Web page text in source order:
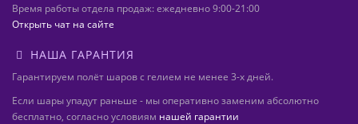
Время работы отдела продаж: ежедневно 9:00-21:00
Открыть чат на сайте
НАША ГАРАНТИЯ
Гарантируем полёт шаров с гелием не менее 3-х дней.
Если шары упадут раньше - мы оперативно заменим абсолютно
бесплатно, согласно условиям нашей гарантии